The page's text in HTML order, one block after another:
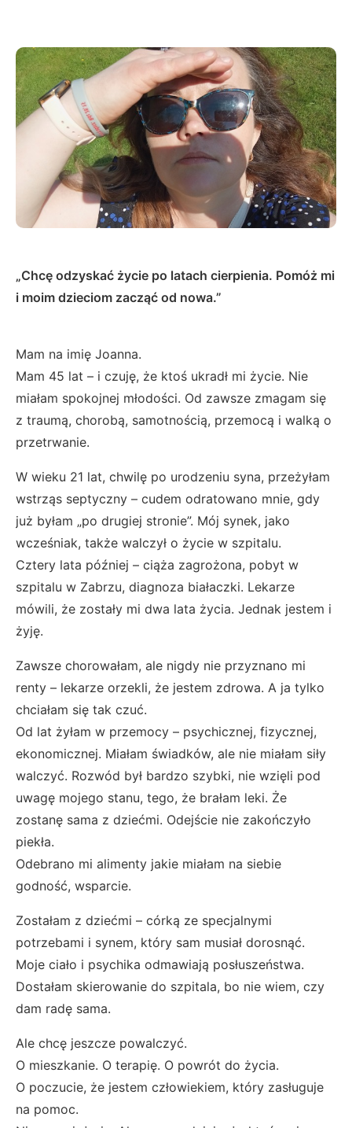
„Chcę odzyskać życie po latach cierpienia. Pomóż mi
i moim dzieciom zacząć od nowa.”
Mam na imię Joanna.
Mam 45 lat – i czuję, że ktoś ukradł mi życie. Nie
miałam spokojnej młodości. Od zawsze zmagam się
z traumą, chorobą, samotnością, przemocą i walką o
przetrwanie.
W wieku 21 lat, chwilę po urodzeniu syna, przeżyłam
wstrząs septyczny – cudem odratowano mnie, gdy
już byłam „po drugiej stronie”. Mój synek, jako
wcześniak, także walczył o życie w szpitalu.
Cztery lata później – ciąża zagrożona, pobyt w
szpitalu w Zabrzu, diagnoza białaczki. Lekarze
mówili, że zostały mi dwa lata życia. Jednak jestem i
żyję.
Zawsze chorowałam, ale nigdy nie przyznano mi
renty – lekarze orzekli, że jestem zdrowa. A ja tylko
chciałam się tak czuć.
Od lat żyłam w przemocy – psychicznej, fizycznej,
ekonomicznej. Miałam świadków, ale nie miałam siły
walczyć. Rozwód był bardzo szybki, nie wzięli pod
uwagę mojego stanu, tego, że brałam leki. Że
zostanę sama z dziećmi. Odejście nie zakończyło
piekła.
Odebrano mi alimenty jakie miałam na siebie
godność, wsparcie.
Zostałam z dziećmi – córką ze specjalnymi
potrzebami i synem, który sam musiał dorosnąć.
Moje ciało i psychika odmawiają posłuszeństwa.
Dostałam skierowanie do szpitala, bo nie wiem, czy
dam radę sama.
Ale chcę jeszcze powalczyć.
O mieszkanie. O terapię. O powrót do życia.
O poczucie, że jestem człowiekiem, który zasługuje
na pomoc.